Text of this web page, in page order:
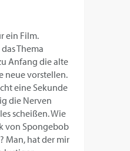
ein Film.
Thema
Anfang die alte
neue vorstellen.
eine Sekunde
die Nerven
scheißen. Wie
von Spongebob
Man, hat der mir